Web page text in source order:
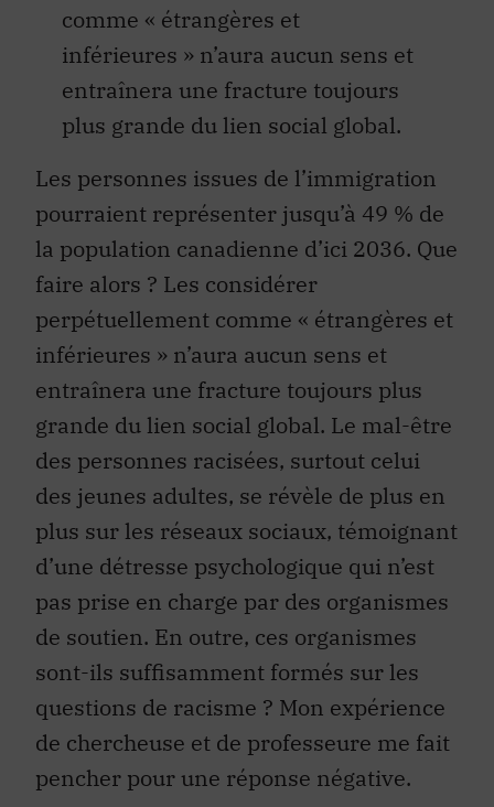
comme « étrangères et
inférieures » n’aura aucun sens et
entraînera une fracture toujours
plus grande du lien social global.
Les personnes issues de l’immigration
pourraient représenter jusqu’à 49 % de
la population canadienne d’ici 2036. Que
faire alors ? Les considérer
perpétuellement comme « étrangères et
inférieures » n’aura aucun sens et
entraînera une fracture toujours plus
grande du lien social global. Le mal-être
des personnes racisées, surtout celui
des jeunes adultes, se révèle de plus en
plus sur les réseaux sociaux, témoignant
d’une détresse psychologique qui n’est
pas prise en charge par des organismes
de soutien. En outre, ces organismes
sont-ils suffisamment formés sur les
questions de racisme ? Mon expérience
de chercheuse et de professeure me fait
pencher pour une réponse négative.